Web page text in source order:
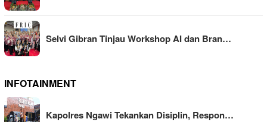
Selvi Gibran Tinjau Workshop AI dan Bran…
INFOTAINMENT
Kapolres Ngawi Tekankan Disiplin, Respon…